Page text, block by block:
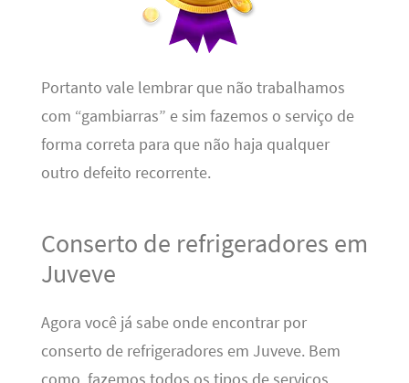
Portanto vale lembrar que não trabalhamos
com “gambiarras” e sim fazemos o serviço de
forma correta para que não haja qualquer
outro defeito recorrente.
Conserto de refrigeradores em
Juveve
Agora você já sabe onde encontrar por
conserto de refrigeradores em Juveve. Bem